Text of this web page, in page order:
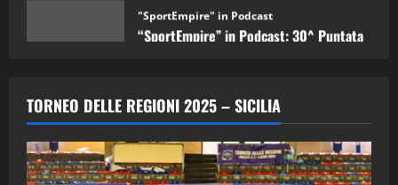
08/05/2026
2
“SportEmpire” in Podcast: 29^ Puntata
(Martedi 28 Aprile 2026)
TORNEO DELLE REGIONI 2025 – SICILIA